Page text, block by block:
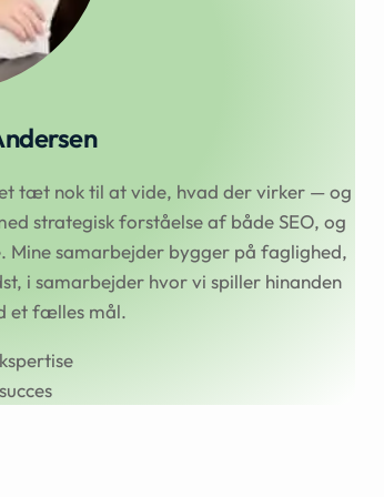
tæt nok til at vide, hvad der virker — og
strategisk forståelse af både SEO, og
Mine samarbejder bygger på faglighed,
i samarbejder hvor vi spiller hinanden
et fælles mål.